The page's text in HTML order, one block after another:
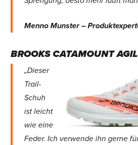
Menno Munster –
BROOKS CATAMOUNT AGIL
„Dieser
Trail-
Schuh
ist leicht
wie eine
Feder. Ich verwende ihn gerne